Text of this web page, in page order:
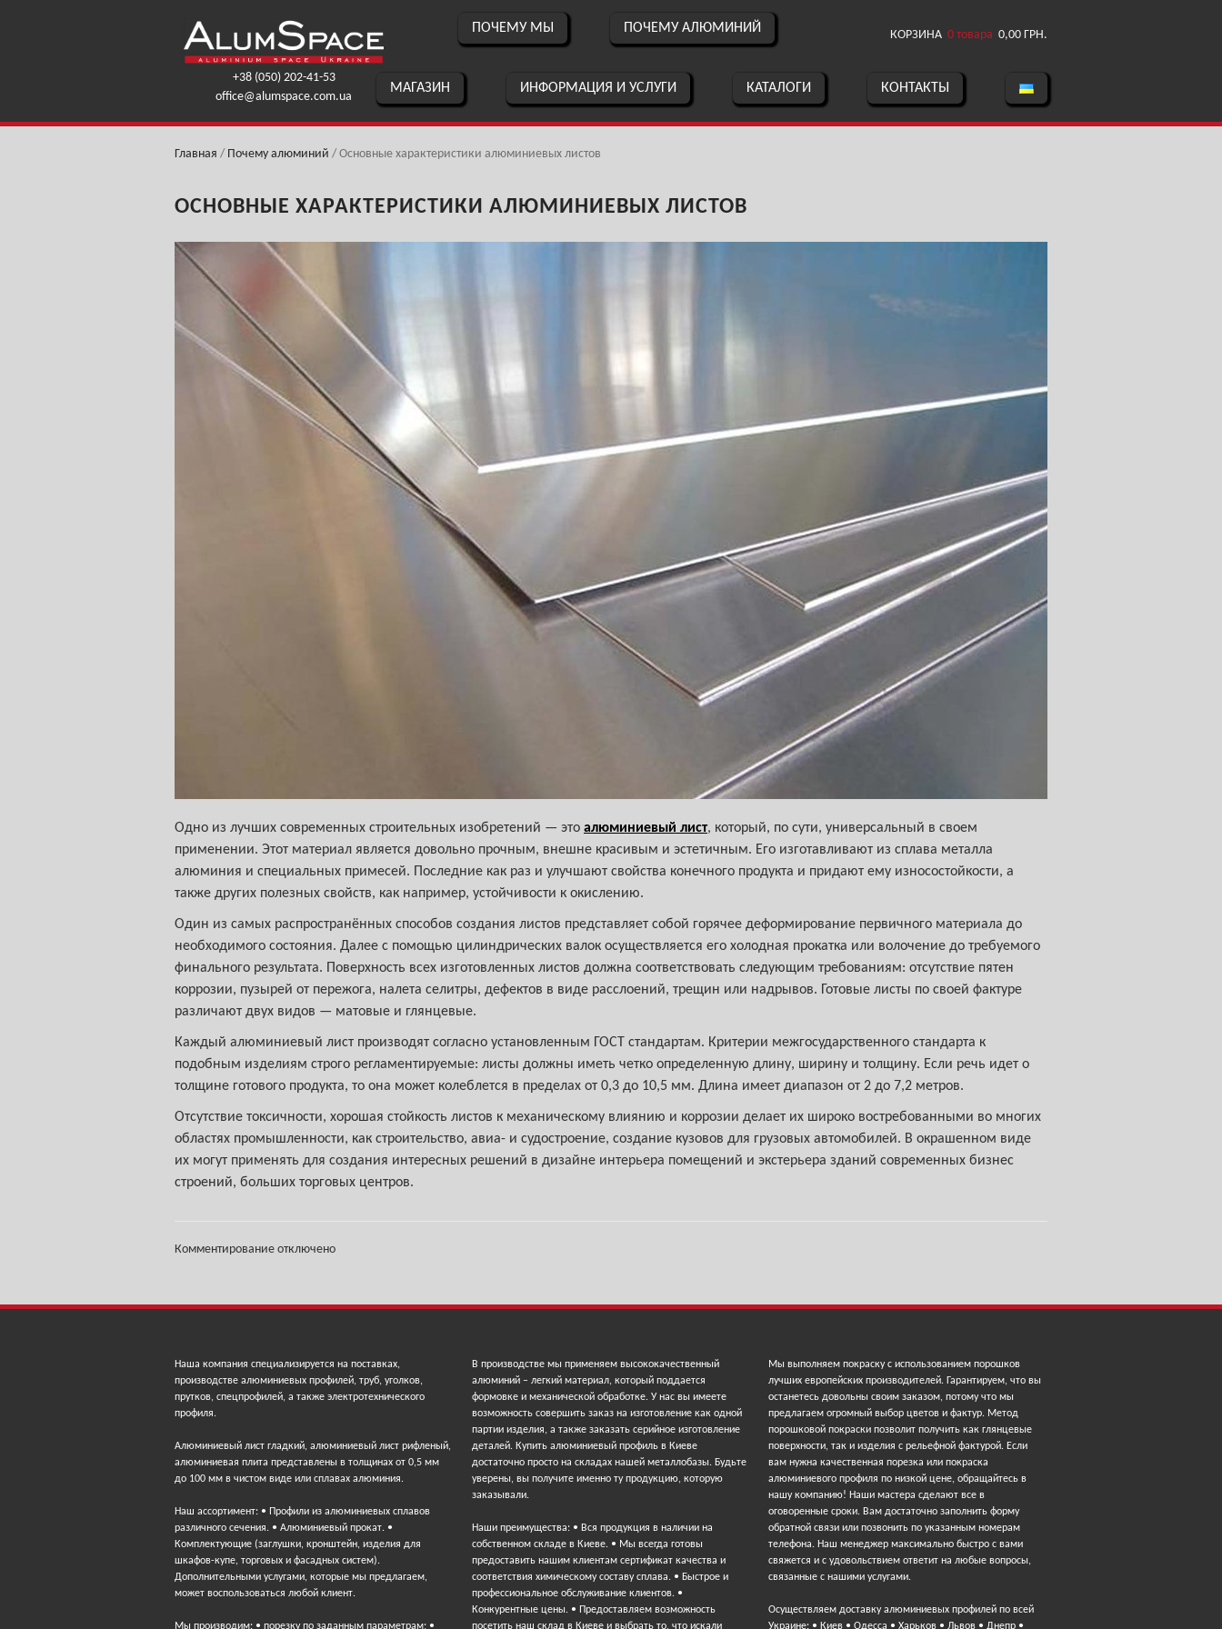
+38 (050) 202-41-53
office@alumspace.com.ua
ПОЧЕМУ МЫ ПОЧЕМУ АЛЮМИНИЙ КОРЗИНА 0 товара 0,00 ГРН.
МАГАЗИН ИНФОРМАЦИЯ И УСЛУГИ КАТАЛОГИ КОНТАКТЫ
Главная / Почему алюминий / Основные характеристики алюминиевых листов
ОСНОВНЫЕ ХАРАКТЕРИСТИКИ АЛЮМИНИЕВЫХ ЛИСТОВ
Одно из лучших современных строительных изобретений — это алюминиевый лист, который, по сути, универсальный в своем
применении. Этот материал является довольно прочным, внешне красивым и эстетичным. Его изготавливают из сплава металла
алюминия и специальных примесей. Последние как раз и улучшают свойства конечного продукта и придают ему износостойкости, а
также других полезных свойств, как например, устойчивости к окислению.
Один из самых распространённых способов создания листов представляет собой горячее деформирование первичного материала до
необходимого состояния. Далее с помощью цилиндрических валок осуществляется его холодная прокатка или волочение до требуемого
финального результата. Поверхность всех изготовленных листов должна соответствовать следующим требованиям: отсутствие пятен
коррозии, пузырей от пережога, налета селитры, дефектов в виде расслоений, трещин или надрывов. Готовые листы по своей фактуре
различают двух видов — матовые и глянцевые.
Каждый алюминиевый лист производят согласно установленным ГОСТ стандартам. Критерии межгосударственного стандарта к
подобным изделиям строго регламентируемые: листы должны иметь четко определенную длину, ширину и толщину. Если речь идет о
толщине готового продукта, то она может колеблется в пределах от 0,3 до 10,5 мм. Длина имеет диапазон от 2 до 7,2 метров.
Отсутствие токсичности, хорошая стойкость листов к механическому влиянию и коррозии делает их широко востребованными во многих
областях промышленности, как строительство, авиа- и судостроение, создание кузовов для грузовых автомобилей. В окрашенном виде
их могут применять для создания интересных решений в дизайне интерьера помещений и экстерьера зданий современных бизнес
строений, больших торговых центров.
Комментирование отключено
Наша компания специализируется на поставках,
производстве алюминиевых профилей, труб, уголков,
прутков, спецпрофилей, а также электротехнического
профиля.
Алюминиевый лист гладкий, алюминиевый лист рифленый,
алюминиевая плита представлены в толщинах от 0,5 мм
до 100 мм в чистом виде или сплавах алюминия.
Наш ассортимент: • Профили из алюминиевых сплавов
различного сечения. • Алюминиевый прокат. •
Комплектующие (заглушки, кронштейн, изделия для
шкафов-купе, торговых и фасадных систем).
Дополнительными услугами, которые мы предлагаем,
может воспользоваться любой клиент.
Мы производим: • порезку по заданным параметрам; •
В производстве мы применяем высококачественный
алюминий – легкий материал, который поддается
формовке и механической обработке. У нас вы имеете
возможность совершить заказ на изготовление как одной
партии изделия, а также заказать серийное изготовление
деталей. Купить алюминиевый профиль в Киеве
достаточно просто на складах нашей металлобазы. Будьте
уверены, вы получите именно ту продукцию, которую
заказывали.
Наши преимущества: • Вся продукция в наличии на
собственном складе в Киеве. • Мы всегда готовы
предоставить нашим клиентам сертификат качества и
соответствия химическому составу сплава. • Быстрое и
профессиональное обслуживание клиентов. •
Конкурентные цены. • Предоставляем возможность
посетить наш склад в Киеве и выбрать то, что искали
Мы выполняем покраску с использованием порошков
лучших европейских производителей. Гарантируем, что вы
останетесь довольны своим заказом, потому что мы
предлагаем огромный выбор цветов и фактур. Метод
порошковой покраски позволит получить как глянцевые
поверхности, так и изделия с рельефной фактурой. Если
вам нужна качественная порезка или покраска
алюминиевого профиля по низкой цене, обращайтесь в
нашу компанию! Наши мастера сделают все в
оговоренные сроки. Вам достаточно заполнить форму
обратной связи или позвонить по указанным номерам
телефона. Наш менеджер максимально быстро с вами
свяжется и с удовольствием ответит на любые вопросы,
связанные с нашими услугами.
Осуществляем доставку алюминиевых профилей по всей
Украине: • Киев • Одесса • Харьков • Львов • Днепр •